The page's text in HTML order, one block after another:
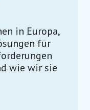
in Europa,
für
wie wir sie